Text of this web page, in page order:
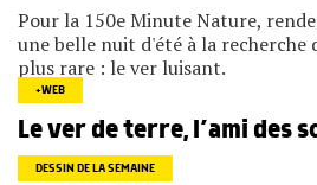
Pour la 150e Minute Nature,
une belle nuit d'été à la recherche
plus rare : le ver luisant.
+WEB
Le ver de terre, l’ami des
DESSIN DE LA SEMAINE